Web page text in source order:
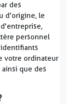
des
d'origine, le
personnel
votre ordinateur
que des